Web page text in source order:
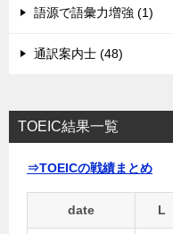
語源で語彙力増強 (1)
通訳案内士 (48)
TOEIC結果一覧
⇒TOEICの戦績まとめ
date L